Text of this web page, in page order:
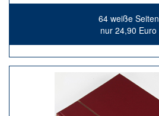
64 weiße Seiten
nur 24,90 Euro